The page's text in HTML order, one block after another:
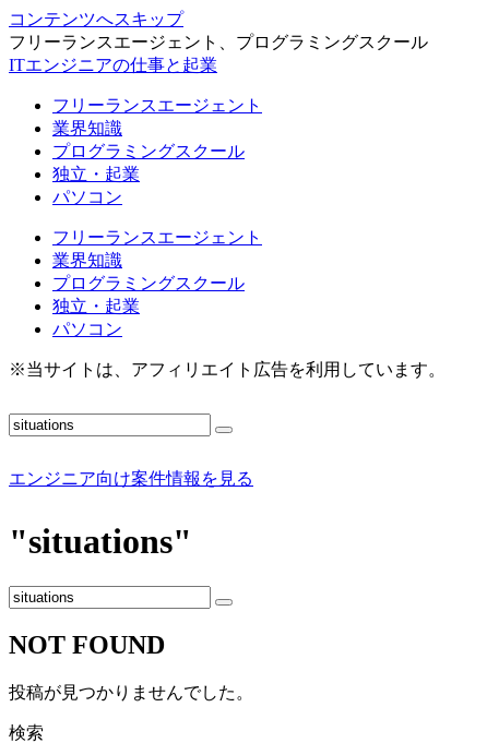
コンテンツへスキップ
フリーランスエージェント、プログラミングスクール
ITエンジニアの仕事と起業
フリーランスエージェント
業界知識
プログラミングスクール
独立・起業
パソコン
フリーランスエージェント
業界知識
プログラミングスクール
独立・起業
パソコン
※当サイトは、アフィリエイト広告を利用しています。
エンジニア向け案件情報を見る
"situations"
NOT FOUND
投稿が見つかりませんでした。
検索